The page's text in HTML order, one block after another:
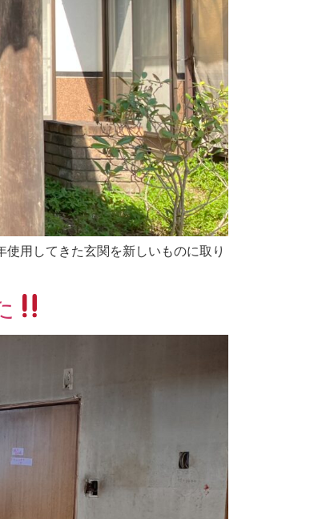
使用してきた玄関を新しいものに取り